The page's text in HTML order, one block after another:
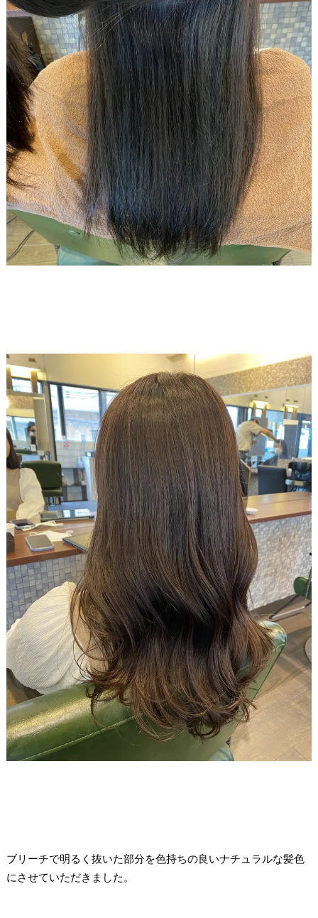
ブリーチで明るく抜いた部分を色持ちの良いナチュラルな髪色
にさせていただきました。